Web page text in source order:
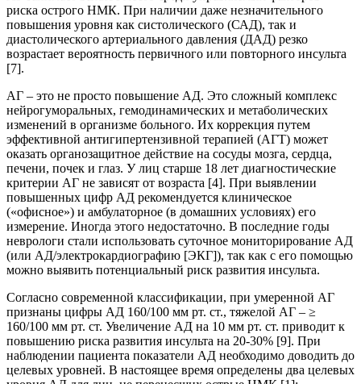
риска острого НМК. При наличии даже незначительного
повышения уровня как систолического (САД), так и
диастолического артериального давления (ДАД) резко
возрастает вероятность первичного или повторного инсульта
[7].
АГ – это не просто повышение АД. Это сложный комплекс
нейрогуморальных, гемодинамических и метаболических
изменений в организме больного. Их коррекция путем
эффективной антигипертензивной терапией (АГТ) может
оказать органозащитное действие на сосуды мозга, сердца,
печени, почек и глаз. У лиц старше 18 лет диагностические
критерии АГ не зависят от возраста [4]. При выявлении
повышенных цифр АД рекомендуется клиническое
(«офисное») и амбулаторное (в домашних условиях) его
измерение. Иногда этого недостаточно. В последние годы
неврологи стали использовать суточное мониторирование АД
(или АД/электрокардиографию [ЭКГ]), так как с его помощью
можно выявить потенциальный риск развития инсульта.
Согласно современной классификации, при умеренной АГ
признаны цифры АД 160/100 мм рт. ст., тяжелой АГ – ≥
160/100 мм рт. ст. Увеличение АД на 10 мм рт. ст. приводит к
повышению риска развития инсульта на 20-30% [9]. При
наблюдении пациента показатели АД необходимо доводить до
целевых уровней. В настоящее время определены два целевых